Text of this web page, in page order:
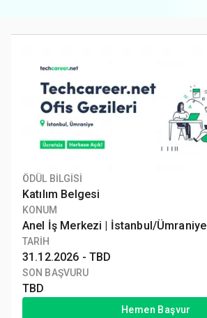
ÖDÜL BİLGİSİ
Katılım Belgesi
KONUM
Anel İş Merkezi | İstanbul/Ümraniye
TARİH
31.12.2026 - TBD
SON BAŞVURU
TBD
Hemen Başvur